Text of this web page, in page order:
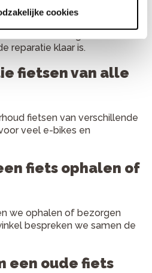
cookies
reparatie klaar is.
fietsen van alle
fietsen van verschillende
veel e-bikes en
fiets ophalen of
we ophalen of bezorgen
bespreken we samen de
een oude fiets